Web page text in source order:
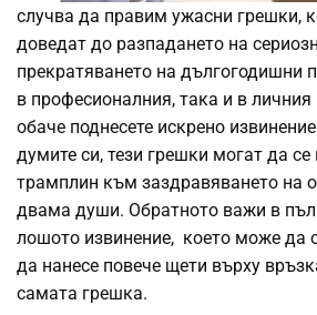
случва да правим ужасни грешки,
доведат до разпадането на
прекратяването на дългогодишни
в професионалния, така и в
обаче поднесете искрено
думите си, тези грешки могат да
трамплин към заздравяването на
двама души. Обратното важи в
лошото извинение, което може да
да нанесе повече щети върху
самата грешка.